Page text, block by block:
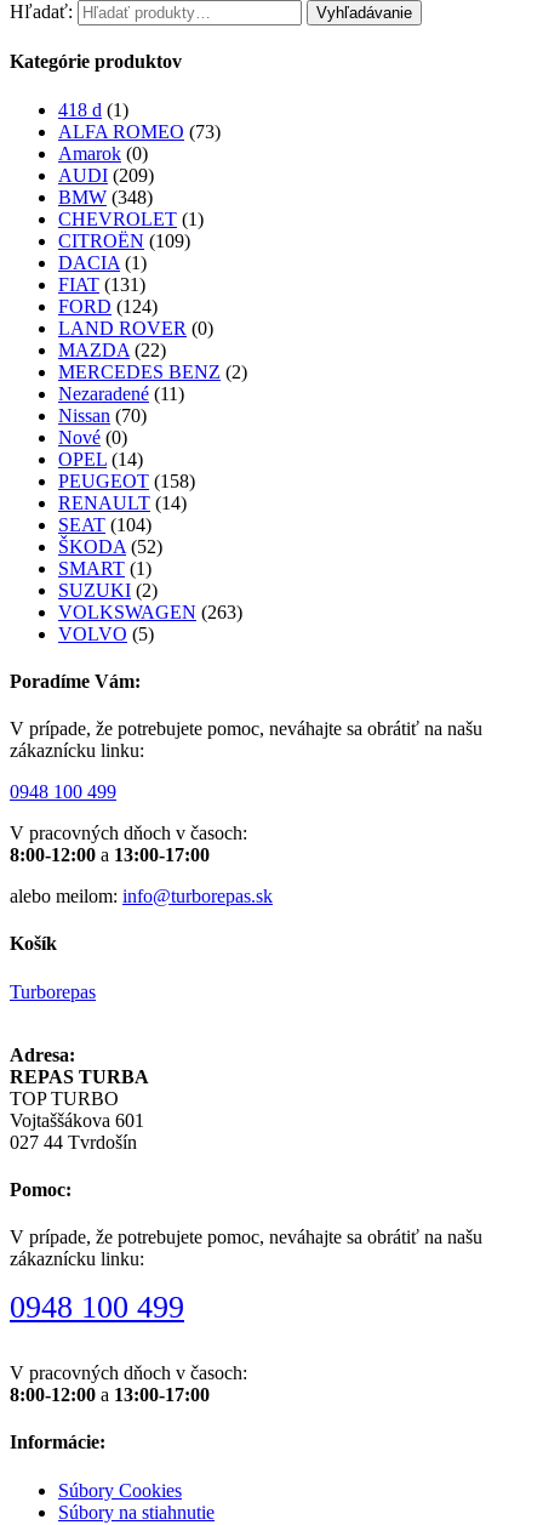
Hľadať: Vyhľadávanie
Kategórie produktov
418 d (1)
ALFA ROMEO (73)
Amarok (0)
AUDI (209)
BMW (348)
CHEVROLET (1)
CITROËN (109)
DACIA (1)
FIAT (131)
FORD (124)
LAND ROVER (0)
MAZDA (22)
MERCEDES BENZ (2)
Nezaradené (11)
Nissan (70)
Nové (0)
OPEL (14)
PEUGEOT (158)
RENAULT (14)
SEAT (104)
ŠKODA (52)
SMART (1)
SUZUKI (2)
VOLKSWAGEN (263)
VOLVO (5)
Poradíme Vám:
V prípade, že potrebujete pomoc, neváhajte sa obrátiť na našu
zákaznícku linku:
0948 100 499
V pracovných dňoch v časoch:
8:00-12:00 a 13:00-17:00
alebo meilom: info@turborepas.sk
Košík
Turborepas
Adresa:
REPAS TURBA
TOP TURBO
Vojtaššákova 601
027 44 Tvrdošín
Pomoc:
V prípade, že potrebujete pomoc, neváhajte sa obrátiť na našu
zákaznícku linku:
0948 100 499
V pracovných dňoch v časoch:
8:00-12:00 a 13:00-17:00
Informácie:
Súbory Cookies
Súbory na stiahnutie